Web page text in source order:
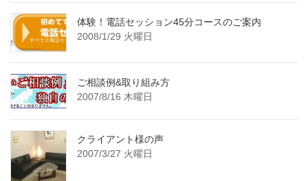
体験！電話セッション45分コースのご案内
2008/1/29 火曜日
ご相談例&取り組み方
2007/8/16 木曜日
クライアント様の声
2007/3/27 火曜日